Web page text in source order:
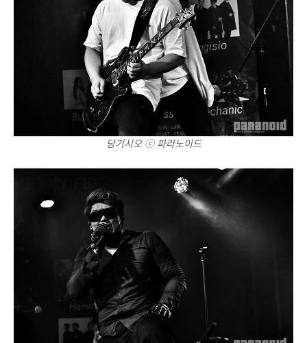
당기시오 ⓒ 파라노이드